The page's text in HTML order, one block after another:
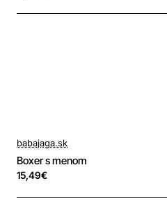
babajaga.sk
Boxer s menom
15,49€